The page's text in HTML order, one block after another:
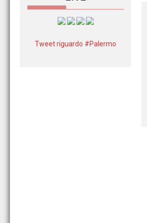
Tweet riguardo #Palermo